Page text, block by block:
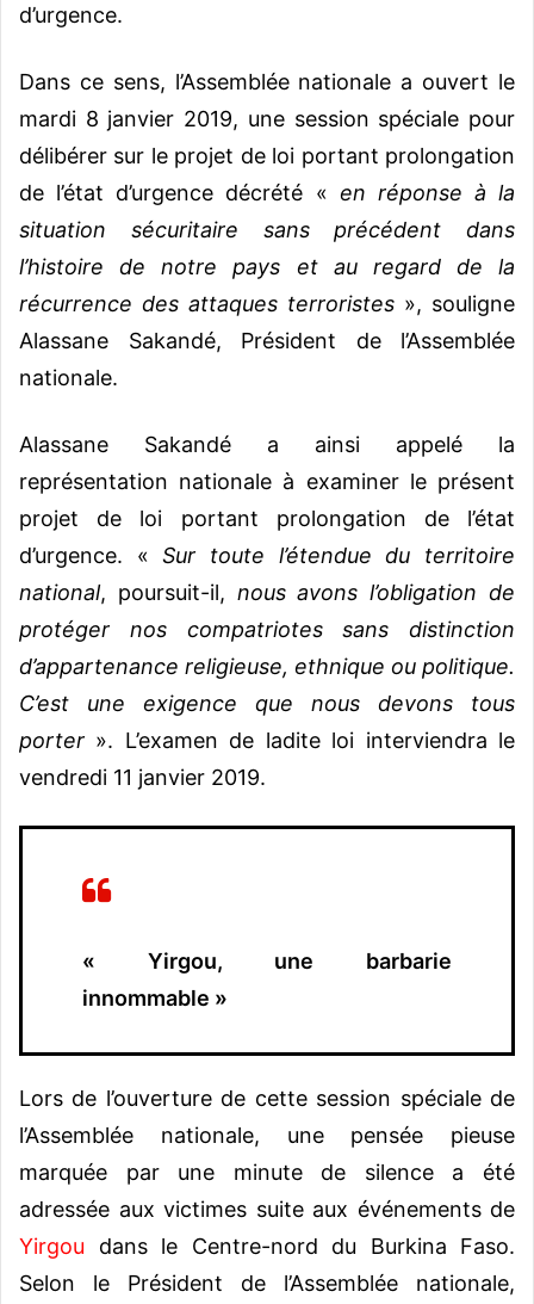
d’urgence.
Dans ce sens, l’Assemblée nationale a ouvert le
mardi 8 janvier 2019, une session spéciale pour
délibérer sur le projet de loi portant prolongation
de l’état d’urgence décrété « en réponse à la
situation sécuritaire sans précédent dans
l’histoire de notre pays et au regard de la
récurrence des attaques terroristes », souligne
Alassane Sakandé, Président de l’Assemblée
nationale.
Alassane Sakandé a ainsi appelé la
représentation nationale à examiner le présent
projet de loi portant prolongation de l’état
d’urgence. «Sur toute l’étendue du territoire
national, poursuit-il, nous avons l’obligation de
protéger nos compatriotes sans distinction
d’appartenance religieuse, ethnique ou politique.
C’est une exigence que nous devons tous
porter ». L’examen de ladite loi interviendra le
vendredi 11 janvier 2019.
« Yirgou, une barbarie
innommable »
Lors de l’ouverture de cette session spéciale de
l’Assemblée nationale, une pensée pieuse
marquée par une minute de silence a été
adressée aux victimes suite aux événements de
Yirgou dans le Centre-nord du Burkina Faso.
Selon le Président de l’Assemblée nationale,